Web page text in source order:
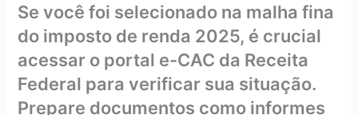
Se você foi selecionado na malha fina
do imposto de renda 2025, é crucial
acessar o portal e-CAC da Receita
Federal para verificar sua situação.
Prepare documentos como informes